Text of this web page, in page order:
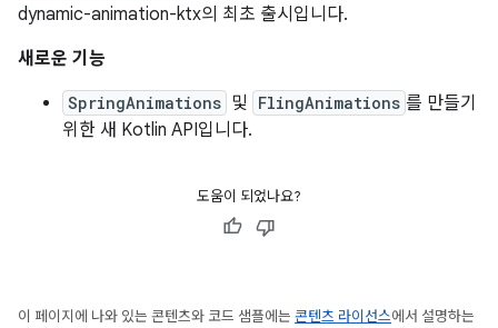
dynamic-animation-ktx의 최초 출시입니다.
새로운 기능
SpringAnimations 및 FlingAnimations 를 만들기
위한 새 Kotlin API입니다.
도움이 되었나요?
이 페이지에 나와 있는 콘텐츠와 코드 샘플에는 콘텐츠 라이선스에서 설명하는